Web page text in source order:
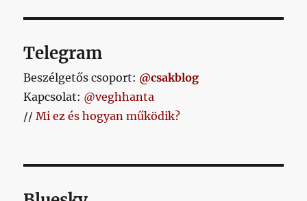
Telegram
Beszélgetős csoport: @csakblog
Kapcsolat: @veghhanta
//Mi ez és hogyan működik?